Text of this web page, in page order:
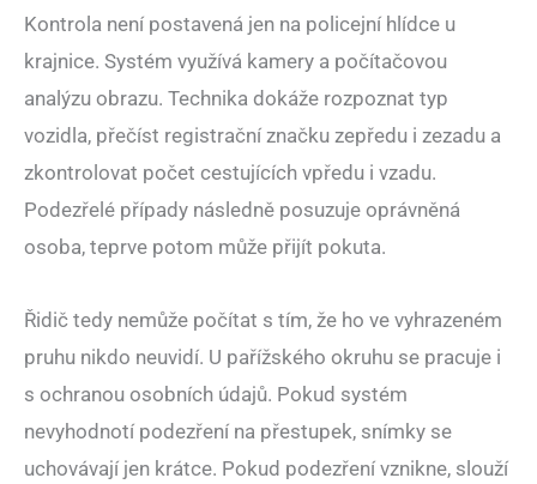
Kontrola není postavená jen na policejní hlídce u
krajnice. Systém využívá kamery a počítačovou
analýzu obrazu. Technika dokáže rozpoznat typ
vozidla, přečíst registrační značku zepředu i zezadu a
zkontrolovat počet cestujících vpředu i vzadu.
Podezřelé případy následně posuzuje oprávněná
osoba, teprve potom může přijít pokuta.
Řidič tedy nemůže počítat s tím, že ho ve vyhrazeném
pruhu nikdo neuvidí. U pařížského okruhu se pracuje i
s ochranou osobních údajů. Pokud systém
nevyhodnotí podezření na přestupek, snímky se
uchovávají jen krátce. Pokud podezření vznikne, slouží